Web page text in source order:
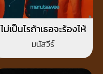
ไม่เป็นไรถ้าเธอจะร้องไห้
มนัสวีร์